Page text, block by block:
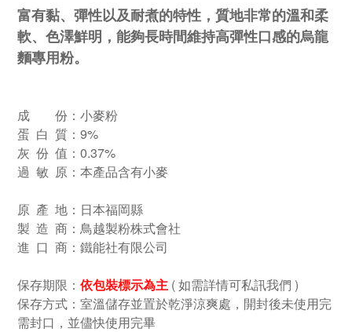
富有黏、彈性以及耐煮的特性，質地非常的溫和柔
軟、色澤鮮明，能夠長時間維持高彈性口感的烏龍
麵專用粉。
成 份：小麥粉
蛋 白 質：9%
灰 份 值：0.37%
過 敏 原：本產品含有小麥
原 產 地：日本福岡縣
製 造 商：鳥越製粉株式會社
進 口 商：鐵能社有限公司
保存期限： 依包裝標示為主 ( 如需詳情可私訊我們 )
保存方式：室溫儲存並置於乾淨涼爽處，開封後未使用完
需封口，並儘快使用完畢